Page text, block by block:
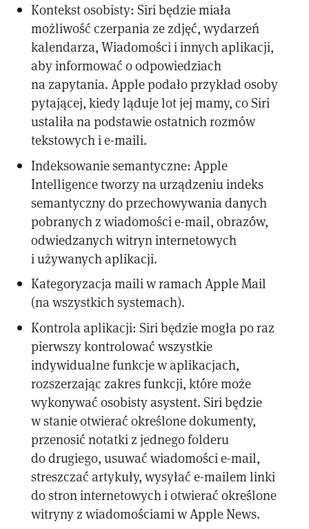
Kontekst osobisty: Siri będzie miała
możliwość czerpania ze zdjęć, wydarzeń
kalendarza, Wiadomości i innych aplikacji,
aby informować o odpowiedziach
na zapytania. Apple podało przykład osoby
pytającej, kiedy ląduje lot jej mamy, co Siri
ustaliła na podstawie ostatnich rozmów
tekstowych i e-maili.
Indeksowanie semantyczne: Apple
Intelligence tworzy na urządzeniu indeks
semantyczny do przechowywania danych
pobranych z wiadomości e-mail, obrazów,
odwiedzanych witryn internetowych
i używanych aplikacji.
Kategoryzacja maili w ramach Apple Mail
(na wszystkich systemach).
Kontrola aplikacji: Siri będzie mogła po raz
pierwszy kontrolować wszystkie
indywidualne funkcje w aplikacjach,
rozszerzając zakres funkcji, które może
wykonywać osobisty asystent. Siri będzie
w stanie otwierać określone dokumenty,
przenosić notatki z jednego folderu
do drugiego, usuwać wiadomości e-mail,
streszczać artykuły, wysyłać e-mailem linki
do stron internetowych i otwierać określone
witryny z wiadomościami w Apple News.